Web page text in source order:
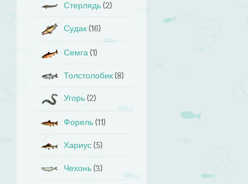
Стерлядь (2)
Судак (16)
Семга (1)
Толстолобик (8)
Угорь (2)
Форель (11)
Хариус (5)
Чехонь (3)